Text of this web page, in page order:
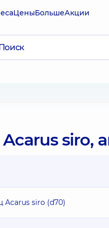
ЦеныБольшеАкции
siro,
siro (d70)